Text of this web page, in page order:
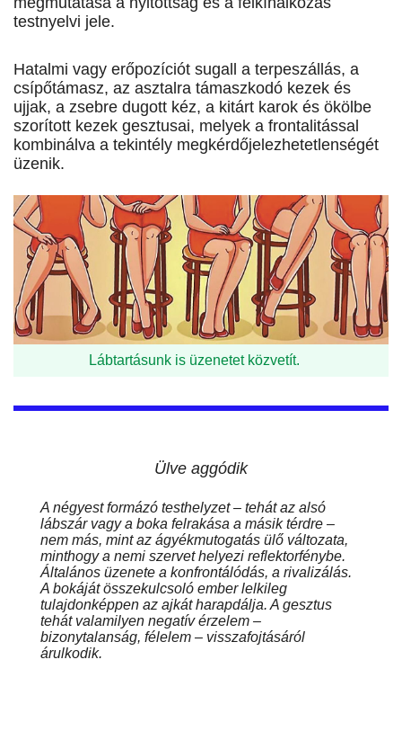
testnyelvi jele.
Hatalmi vagy erőpozíciót sugall a terpeszállás, a
csípőtámasz, az asztalra támaszkodó kezek és
ujjak, a zsebre dugott kéz, a kitárt karok és ökölbe
szorított kezek gesztusai, melyek a frontalitással
kombinálva a tekintély megkérdőjelezhetetlenségét
üzenik.
Lábtartásunk is üzenetet közvetít.
Ülve aggódik
A négyest formázó testhelyzet – tehát az alsó
lábszár vagy a boka felrakása a másik térdre –
nem más, mint az ágyékmutogatás ülő változata,
minthogy a nemi szervet helyezi reflektorfénybe.
Általános üzenete a konfrontálódás, a rivalizálás.
A bokáját összekulcsoló ember lelkileg
tulajdonképpen az ajkát harapdálja. A gesztus
tehát valamilyen negatív érzelem –
bizonytalanság, félelem – visszafojtásáról
árulkodik.